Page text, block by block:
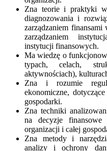
Zna teorie i praktyki
diagnozowania i
zarządzaniem
zarządzaniem
instytucji finansowych.
Ma wiedzę o
typach, celach,
aktywnościach),
Zna i rozumie
ekonomiczne,
gospodarki.
Zna techniki
na decyzje finansowe
organizacji i całej
Zna metody i
analizy i ochrony